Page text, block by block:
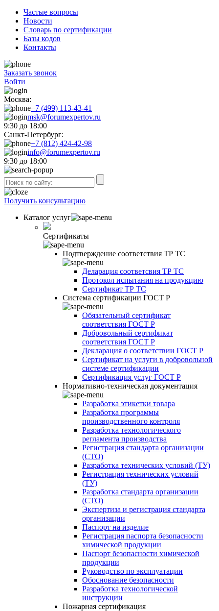
Частые вопросы
Новости
Словарь по сертификации
Базы кодов
Контакты
Заказать звонок
Войти
Москва:
+7 (499) 113-43-41
msk@forumexpertov.ru
9:30 до 18:00
Санкт-Петербург:
+7 (812) 424-42-98
info@forumexpertov.ru
9:30 до 18:00
Получить консультацию
Каталог услуг
Сертификаты
Подтверждение соответствия ТР ТС
Деларация соответсвия ТР ТС
Протокол испытания на продукцию
Сертификат ТР ТС
Система сертификации ГОСТ Р
Обязательный сертификат
соответствия ГОСТ Р
Добровольный сертификат
соответствия ГОСТ Р
Декларация о соответствии ГОСТ Р
Сертификат на услуги в добровольной
системе сертификации
Сертификация услуг ГОСТ Р
Нормативно-техническая документация
Разработка этикетки товара
Разработка программы
производственного контроля
Разработка технологического
регламента производства
Регистрация стандарта организации
(СТО)
Разработка технических условий (ТУ)
Регистрация технических условий
(ТУ)
Разработка стандарта организации
(СТО)
Экспертиза и регистрация стандарта
организации
Паспорт на изделие
Регистрация паспорта безопасности
химической продукции
Паспорт безопасности химической
продукции
Руководство по эксплуатации
Обоснование безопасности
Разработка технологической
инструкции
Пожарная сертификация